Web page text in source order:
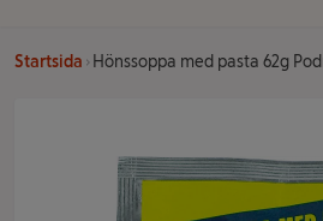
Startsida Hönssoppa med pasta 62g